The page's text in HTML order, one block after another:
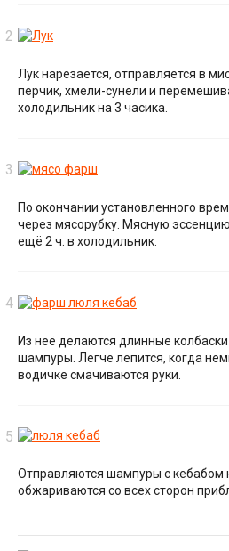
Лук нарезается, отправляется в
перчик, хмели-сунели и
холодильник на 3 часика.
По окончании установленного
через мясорубку. Мясную
ещё 2 ч. в холодильник.
Из неё делаются длинные
шампуры. Легче лепится, когда
водичке смачиваются руки.
Отправляются шампуры с кебабом
обжариваются со всех сторон